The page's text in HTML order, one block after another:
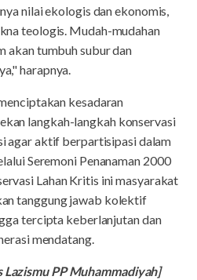
nilai ekologis dan ekonomis,
teologis. Mudah-mudahan
akan tumbuh subur dan
harapnya.
kesadaran
langkah-langkah konservasi
agar aktif berpartisipasi dalam
Seremoni Penanaman 2000
Lahan Kritis ini masyarakat
tanggung jawab kolektif
tercipta keberlanjutan dan
mendatang.
Lazismu PP Muhammadiyah]